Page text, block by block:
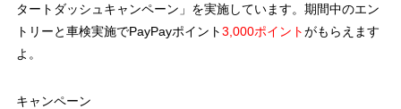
タートダッシュキャンペーン」を実施しています。期間中のエン
トリーと車検実施でPayPayポイント3,000ポイントがもらえます
よ。
キャンペーン